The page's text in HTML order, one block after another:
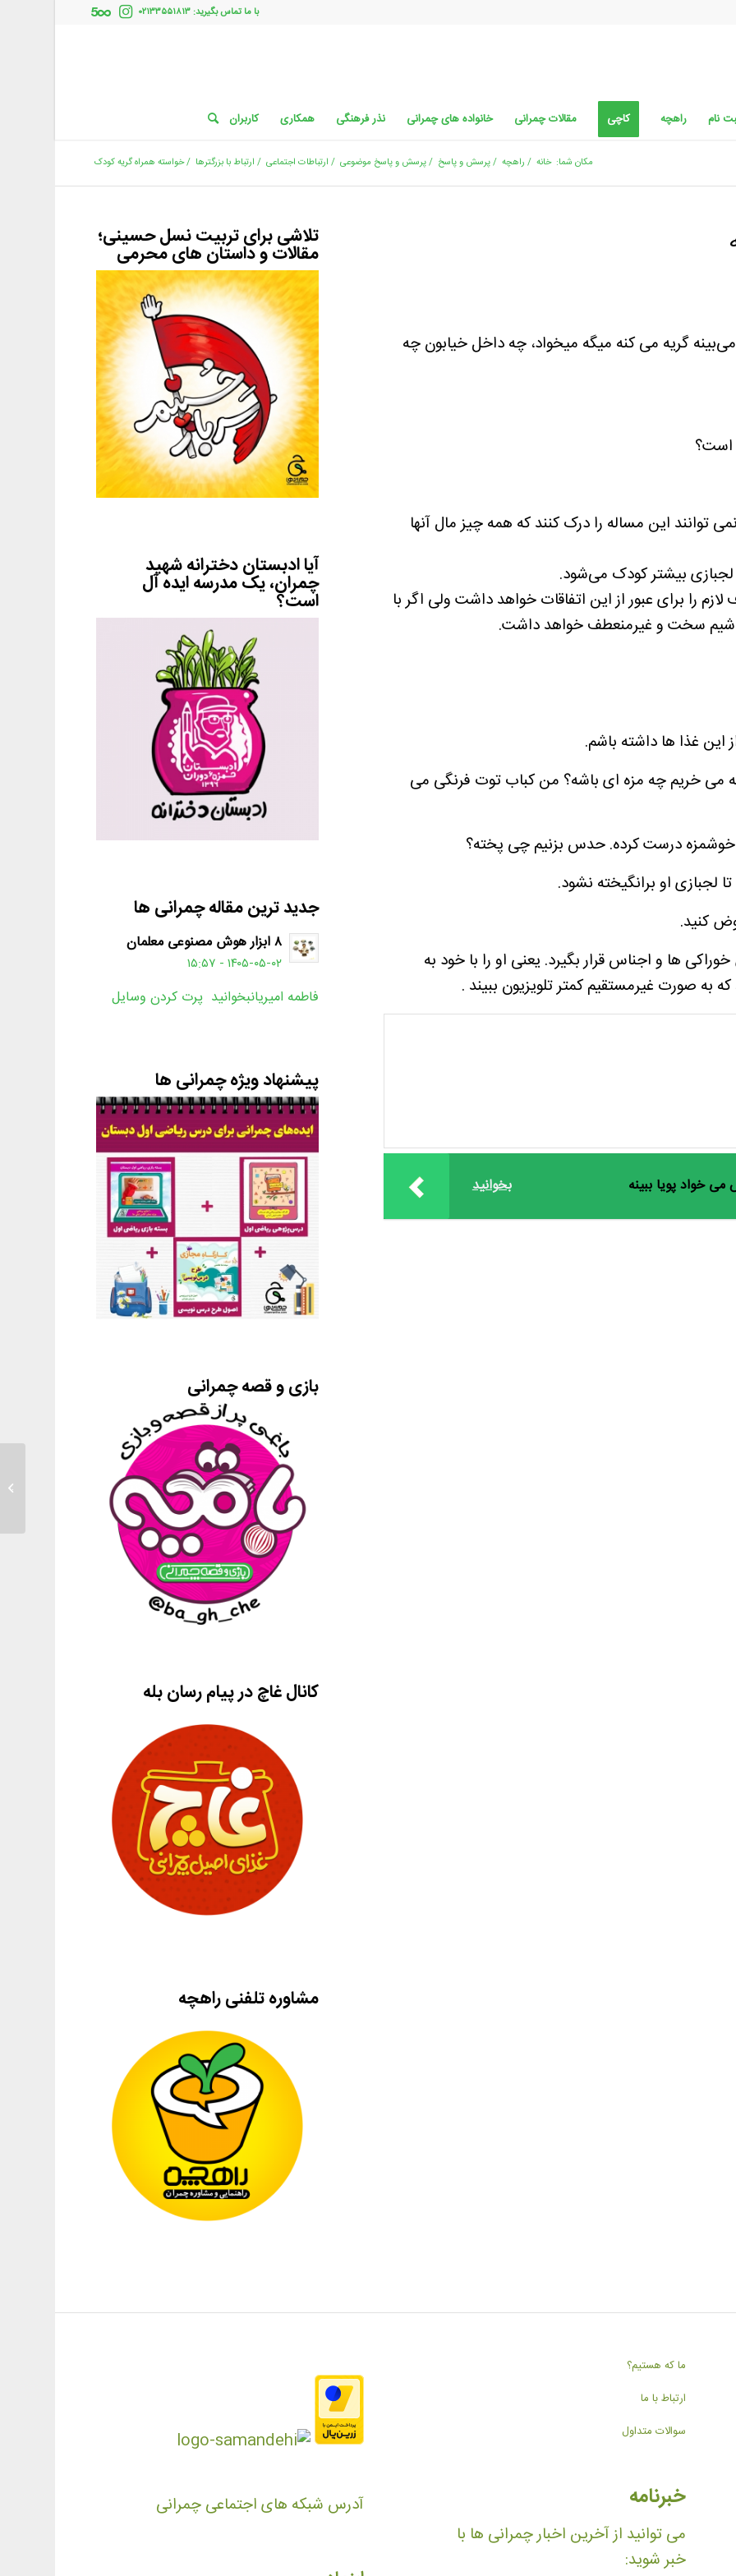
با ما تماس بگیرید: ۰۲۱۳۳۵۵۱۸۱۳
نام راهچه کاچی مقالات چمرانی خانواده های چمرانی نذر فرهنگی همکاری کاربران
مکان شما: خانه / راهچه /پرسش و پاسخ /پرسش و پاسخ موضوعی / ارتباطات اجتماعی / ارتباط با بزرگترها /خواسته همراه گریه کودک
هرچیزی می‌بینه گریه می کنه میگه میخواد، چه داخل خیابون چه
است؟
توانند این مساله را درک کنند که همه چیز مال آنها
را برای عبور از این اتفاقات خواهد داشت ولی اگر با
باشیم سخت و غیرمنعطف خواهد داشت.
غذا ها داشته باشم.
خریم چه مزه ای باشه؟ من کباب توت فرنگی می
خوشمزه درست کرده. حدس بزنیم چی پخته؟
ها و اجناس قرار بگیرد. یعنی او را با خود به
به صورت غیرمستقیم کمتر تلویزیون ببیند .
بخوانید خواد پویا ببینه
تلاشی برای تربیت نسل حسینی؛
مقالات و داستان های محرمی
آیا ادبستان دخترانه شهید
چمران، یک مدرسه ایده آل
است؟
جدید ترین مقاله چمرانی ها
۸ ابزار هوش مصنوعی معلمان
۱۴۰۵-۰۵-۰۲ - ۱۵:۵۷
فاطمه امیریانبخوانید پرت کردن وسایل
پیشنهاد ویژه چمرانی ها
بازی و قصه چمرانی
کانال غاچ در پیام رسان بله
مشاوره تلفنی راهچه
ما که هستیم؟
ارتباط با ما
سوالات متداول
خبرنامه
می توانید از آخرین اخبار چمرانی ها با
خبر شوید:
آدرس شبکه های اجتماعی چمرانی
دختر ۵ ساله و فهمیدن مسائل زناشویی!!